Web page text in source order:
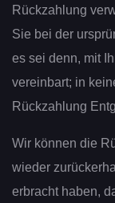
Rückzahlung
Sie bei der
es sei denn, mit
vereinbart; in
Rückzahlung
Wir können die
wieder
erbracht haben,